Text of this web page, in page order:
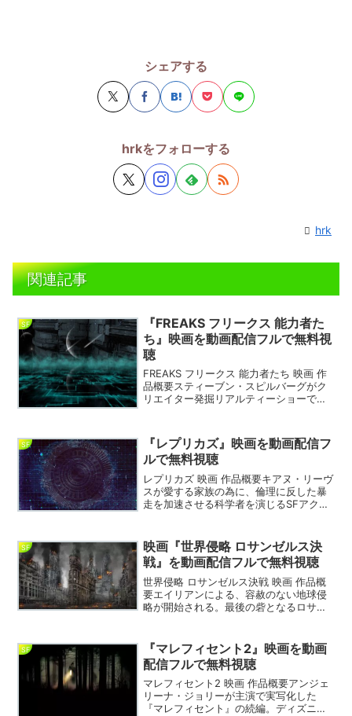
シェアする
hrkをフォローする
hrk
関連記事
SF
『FREAKS フリークス 能力者た
ち』映画を動画配信フルで無料視
聴
FREAKS フリークス 能力者たち 映画 作
品概要スティーブン・スピルバーグがク
リエイター発掘リアルティーショーでフ
督のコンビ。能力者一家の壮絶な戦いを
描くSF映...
SF
『レプリカズ』映画を動画配信フ
ルで無料視聴
レプリカズ 映画 作品概要キアヌ・リーヴ
スが愛する家族の為に、倫理に反した暴
走を加速させる科学者を演じるSFアクシ
ー・トゥモロー』で脚本を担当したジェ
フリー・ナックマノフ...
SF
映画『世界侵略 ロサンゼルス決
戦』を動画配信フルで無料視聴
世界侵略 ロサンゼルス決戦 映画 作品概
要エイリアンによる、容赦のない地球侵
略が開始される。最後の砦となるロサン
界侵略 ロサンゼルス決戦 映画 DVD世界
侵略 ロサン...
SF
『マレフィセント2』映画を動画
配信フルで無料視聴
マレフィセント2 映画 作品概要アンジェ
リーナ・ジョリーが主演で実写化した
『マレフィセント』の続編。ディズニー